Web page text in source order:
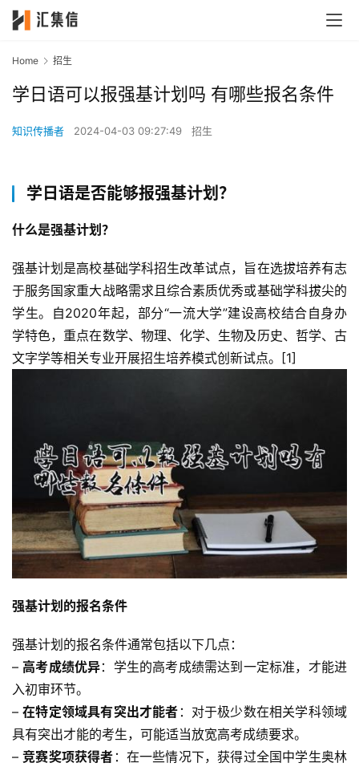
Home 招生
学日语可以报强基计划吗 有哪些报名条件
知识传播者 2024-04-03 09:27:49 招生
学日语是否能够报强基计划？
什么是强基计划？
强基计划是高校基础学科招生改革试点，旨在选拔培养有志
于服务国家重大战略需求且综合素质优秀或基础学科拔尖的
学生。自2020年起，部分“一流大学”建设高校结合自身办
学特色，重点在数学、物理、化学、生物及历史、哲学、古
文字学等相关专业开展招生培养模式创新试点。[1]
强基计划的报名条件
强基计划的报名条件通常包括以下几点：
– 高考成绩优异：学生的高考成绩需达到一定标准，才能进
入初审环节。
– 在特定领域具有突出才能者 ：对于极少数在相关学科领域
具有突出才能的考生，可能适当放宽高考成绩要求。
– 竞赛奖项获得者 ：在一些情况下，获得过全国中学生奥林